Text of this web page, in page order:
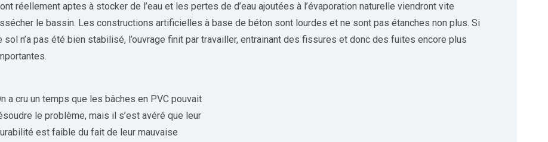
réellement aptes à stocker de l’eau et les pertes de d’eau ajoutées à l’évaporation naturelle viendront vite
le bassin. Les constructions artificielles à base de béton sont lourdes et ne sont pas étanches non plus. Si
sol n’a pas été bien stabilisé, l’ouvrage finit par travailler, entrainant des fissures et donc des fuites encore plus
a cru un temps que les bâches en PVC pouvait
le problème, mais il s’est avéré que leur
est faible du fait de leur mauvaise